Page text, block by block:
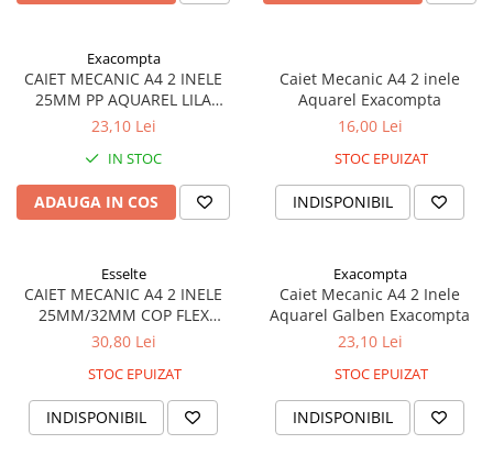
Perforatoare
Hârtie / Produse din hârtie
Agende
Carton Color
Cuburi din Hârtie / Notițe Adezive
Etichete Autocolante
Hârtie Color
Hârtie Foto
Notes Adeziv
Registre / Repertoare
Role Casă de Marcat
Exacompta
CAIET MECANIC A4 2 INELE
25MM PP AQUAREL LILA
EXACOMPTA
23,10 Lei
IN STOC
ADAUGA IN COS
Caiet Mecanic A4 2 inele
Aquarel Exacompta
16,00 Lei
STOC EPUIZAT
INDISPONIBIL
Esselte
CAIET MECANIC A4 2 INELE
25MM/32MM COP FLEX
LAVANDA COLOUR'BREEZE
30,80 Lei
STOC EPUIZAT
INDISPONIBIL
Exacompta
Caiet Mecanic A4 2 Inele
Aquarel Galben Exacompta
23,10 Lei
STOC EPUIZAT
INDISPONIBIL